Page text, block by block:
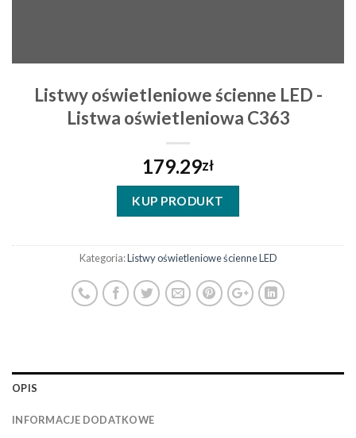
Listwy oświetleniowe ścienne LED -
Listwa oświetleniowa C363
179.29zł
KUP PRODUKT
Kategoria:Listwy oświetleniowe ścienne LED
OPIS
INFORMACJE DODATKOWE